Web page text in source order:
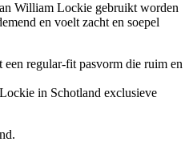
William Lockie gebruikt worden
en voelt zacht en soepel
regular-fit pasvorm die ruim en
in Schotland exclusieve